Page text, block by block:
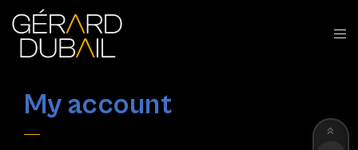
My account Dark